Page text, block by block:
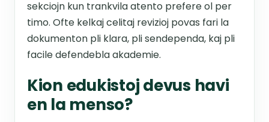
sekciojn kun trankvila atento prefere ol per
timo. Ofte kelkaj celitaj revizioj povas fari la
dokumenton pli klara, pli sendependa, kaj pli
facile defendebla akademie.
Kion edukistoj devus havi
en la menso?